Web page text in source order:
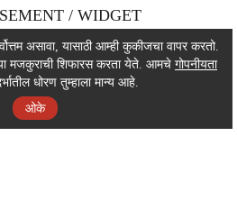
/ WIDGET
/ WIDGET
/ WIDGET
असावा, यासाठी आम्ही कुकीजचा वापर करतो.
मजकुराची शिफारस करता येते. आमचे गोपनीयता
धोरण तुम्हाला मान्य आहे.
ओके